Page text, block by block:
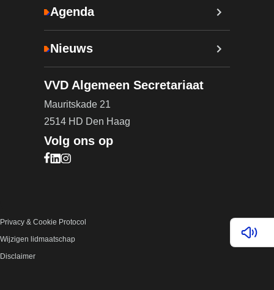
Lees
Agenda
Nieuws
VVD Algemeen Secretariaat
Mauritskade 21
2514 HD Den Haag
Volg ons op
Bezoek onze Facebook pagina (opent in nieuw
Bezoek onze LinkedIn pagina (opent in nieuw
Bezoek onze Instagram pagina (opent in
Privacy & Cookie Protocol
Wijzigen lidmaatschap
Disclaimer